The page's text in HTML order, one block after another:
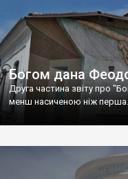
Богом дана
Друга частина звіту про
менш насиченою ніж перша.